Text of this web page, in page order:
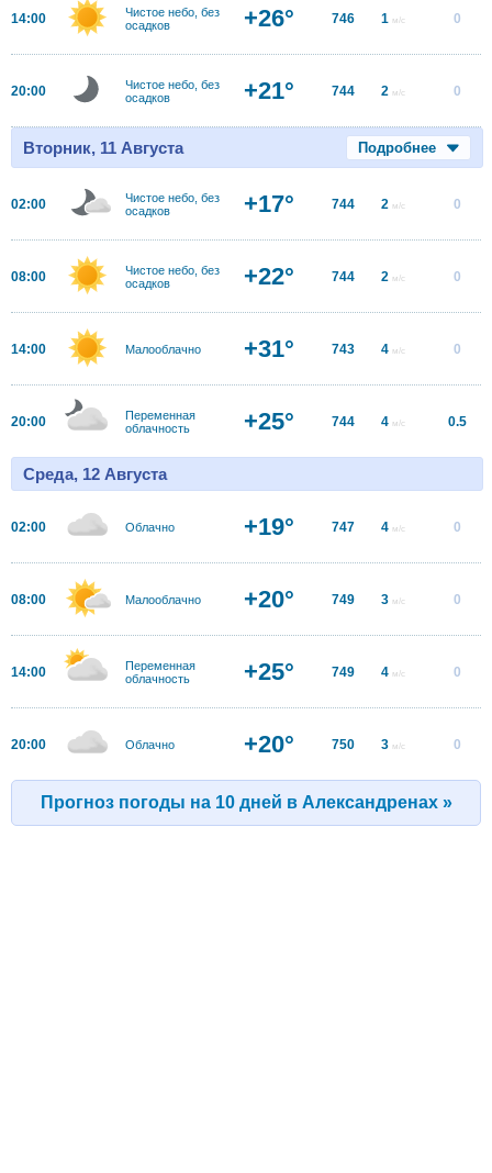
14:00
Чистое небо, без
осадков
+26° 746 1 м/с 0
20:00
Чистое небо, без
осадков
+21° 744 2 м/с 0
Вторник, 11 Августа Подробнее
02:00
Чистое небо, без
осадков
+17° 744 2 м/с 0
08:00
Чистое небо, без
осадков
+22° 744 2 м/с 0
14:00 Малооблачно +31° 743 4 м/с 0
20:00
Переменная
облачность
+25° 744 4 м/с 0.5
Среда, 12 Августа
02:00 Облачно +19° 747 4 м/с 0
08:00 Малооблачно +20° 749 3 м/с 0
14:00
Переменная
облачность
+25° 749 4 м/с 0
20:00 Облачно +20° 750 3 м/с 0
Прогноз погоды на 10 дней в Александренах »